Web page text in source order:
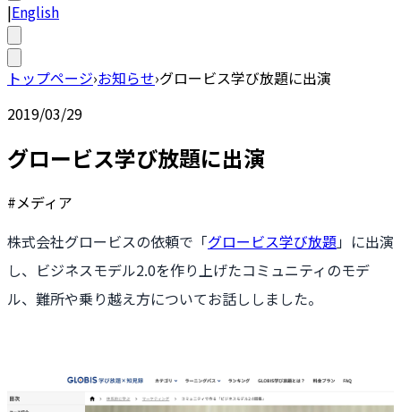
|English
トップページ›お知らせ›グロービス学び放題に出演
2019/03/29
グロービス学び放題に出演
#メディア
株式会社グロービスの依頼で「グロービス学び放題」に出演
し、ビジネスモデル2.0を作り上げたコミュニティのモデ
ル、難所や乗り越え方についてお話ししました。